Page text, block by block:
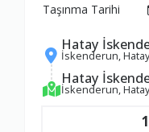
Taşınma Tarihi
Hatay
İskenderun,
Hatay
İskenderun,
1